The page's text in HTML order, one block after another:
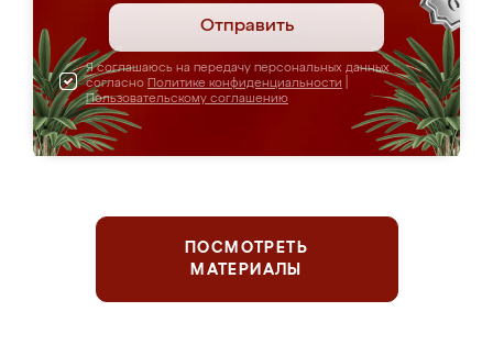
Отправить
Я соглашаюсь на передачу персональных данных
согласно Политике конфиденциальности
Пользовательскому соглашению
ПОСМОТРЕТЬ
МАТЕРИАЛЫ